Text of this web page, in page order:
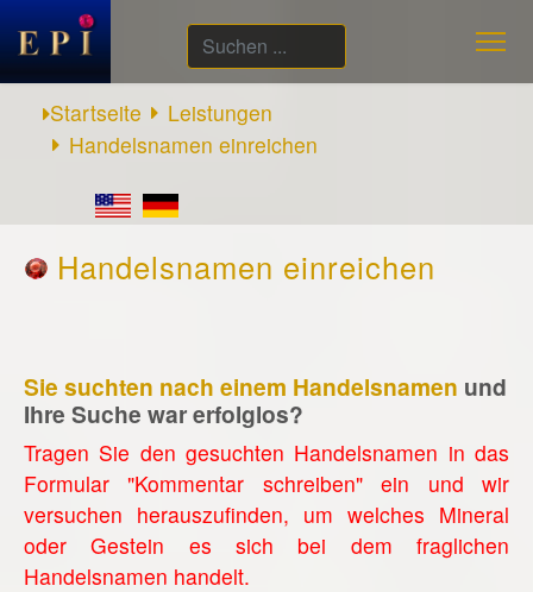
Suchen
...
Startseite
Leistungen
Handelsnamen einreichen
Handelsnamen einreichen
Sie suchten nach einem Handelsnamen und
Ihre Suche war erfolglos?
Tragen Sie den gesuchten Handelsnamen in das
Formular "Kommentar schreiben" ein und wir
versuchen herauszufinden, um welches Mineral
oder Gestein es sich bei dem fraglichen
Handelsnamen handelt.